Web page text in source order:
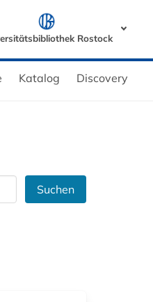
Rostock
Katalog Discovery
Suchen